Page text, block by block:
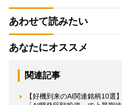
あわせて読みたい
あなたにオススメ
関連記事
【好機到来のAI関連銘柄10選